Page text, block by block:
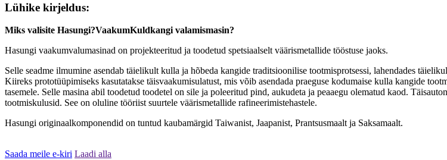
Lühike kirjeldus:
Miks valisite Hasungi?VaakumKuldkangi valamismasin?
Hasungi vaakumvalumasinad on projekteeritud ja toodetud spetsiaalselt väärismetallide tööstuse jaoks.
Selle seadme ilmumine asendab täielikult kulla ja hõbeda kangide traditsioonilise tootmisprotsessi, lahendades
Kiireks prototüüpimiseks kasutatakse täisvaakumisulatust, mis võib asendada praeguse kodumaise kulla kangide
tasemele. Selle masina abil toodetud toodetel on sile ja poleeritud pind, aukudeta ja peaaegu olematud kaod.
tootmiskulusid. See on oluline tööriist suurtele väärismetallide rafineerimistehastele.
Hasungi originaalkomponendid on tuntud kaubamärgid Taiwanist, Jaapanist, Prantsusmaalt ja Saksamaalt.
Saada meile e-kiri Laadi alla